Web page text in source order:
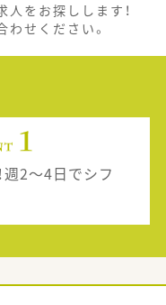
をお探しします！
せください。
週2～4日でシフ